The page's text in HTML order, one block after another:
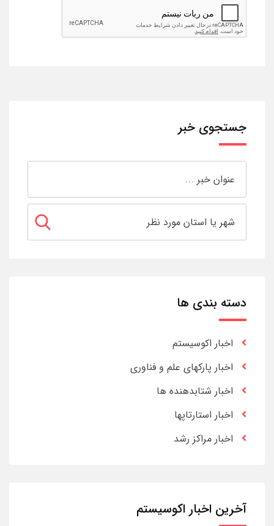
جستجوی خبر
دسته بندی ها
اخبار اکوسیستم
اخبار پارکهای علم و فناوری
اخبار شتابدهنده ها
اخبار استارتاپها
اخبار مراکز رشد
آخرین اخبار اکوسیستم